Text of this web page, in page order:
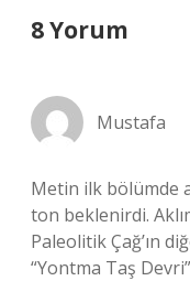
8 Yorum
Mustafa
Metin ilk bölümde
ton beklenirdi.
Paleolitik Çağ’ın
“Yontma Taş